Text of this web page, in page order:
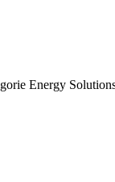
Energy